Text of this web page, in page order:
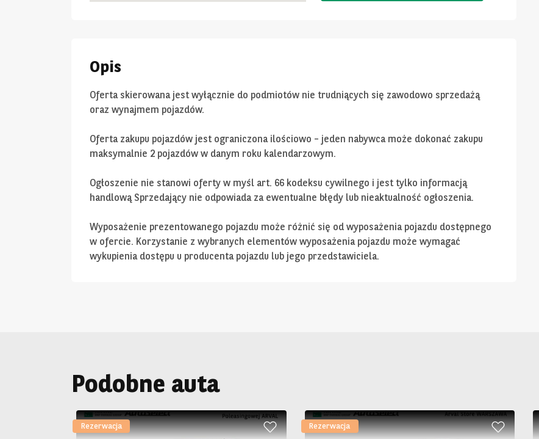
Opis
Oferta skierowana jest wyłącznie do podmiotów nie trudniących się zawodowo sprzedażą
oraz wynajmem pojazdów.
Oferta zakupu pojazdów jest ograniczona ilościowo – jeden nabywca może dokonać zakupu
maksymalnie 2 pojazdów w danym roku kalendarzowym.
Ogłoszenie nie stanowi oferty w myśl art. 66 kodeksu cywilnego i jest tylko informacją
handlową Sprzedający nie odpowiada za ewentualne błędy lub nieaktualność ogłoszenia.
Wyposażenie prezentowanego pojazdu może różnić się od wyposażenia pojazdu dostępnego
w ofercie. Korzystanie z wybranych elementów wyposażenia pojazdu może wymagać
wykupienia dostępu u producenta pojazdu lub jego przedstawiciela.
Podobne auta
Rezerwacja Rezerwacja